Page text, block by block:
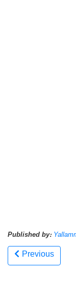
Published by:
Previous